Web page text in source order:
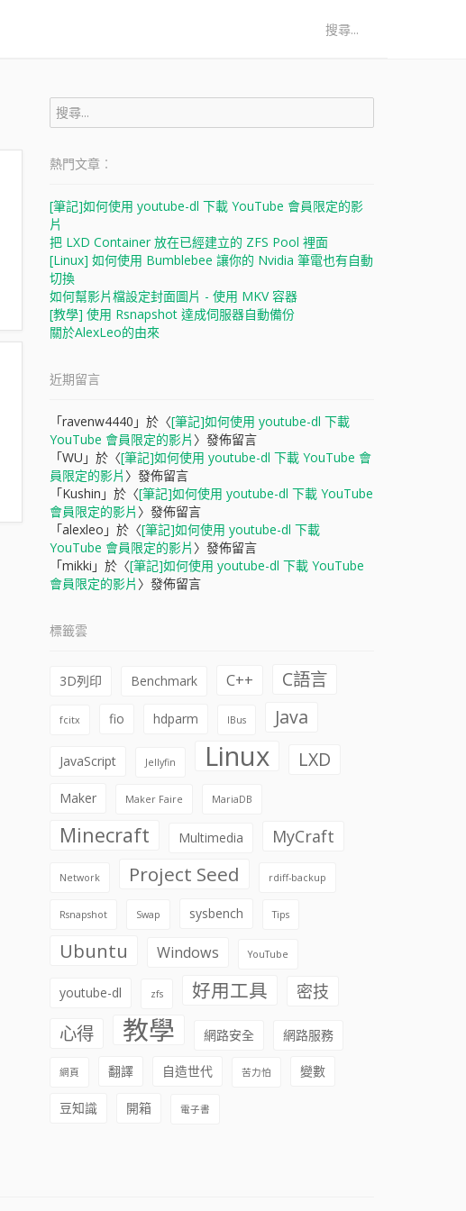
字:
搜
尋
鍵
熱門文章︰
[筆記]如何使用 youtube-dl 下載 YouTube 會員限定的影
片
把 LXD Container 放在已經建立的 ZFS Pool 裡面
[Linux] 如何使用 Bumblebee 讓你的 Nvidia 筆電也有自動
切換
如何幫影片檔設定封面圖片 - 使用 MKV 容器
[教學] 使用 Rsnapshot 達成伺服器自動備份
關於AlexLeo的由來
近期留言
「ravenw4440 」於〈[筆記]如何使用 youtube-dl 下載
YouTube 會員限定的影片 〉發佈留言
「WU 」於〈[筆記]如何使用 youtube-dl 下載 YouTube 會
員限定的影片 〉發佈留言
「Kushin 」於〈[筆記]如何使用 youtube-dl 下載 YouTube
會員限定的影片 〉發佈留言
「alexleo 」於〈[筆記]如何使用 youtube-dl 下載
YouTube 會員限定的影片 〉發佈留言
「mikki 」於〈[筆記]如何使用 youtube-dl 下載 YouTube
會員限定的影片 〉發佈留言
標籤雲
3D列印 Benchmark C++ C語言
fcitx fio hdparm IBus Java
JavaScript Jellyfin Linux LXD
Maker Maker Faire MariaDB
Minecraft Multimedia MyCraft
Network Project Seed rdiff-backup
Rsnapshot Swap sysbench Tips
Ubuntu Windows YouTube
youtube-dl zfs 好用工具 密技
心得 教學 網路安全 網路服務
網頁 翻譯 自造世代 苦力怕 變數
豆知識 開箱 電子書